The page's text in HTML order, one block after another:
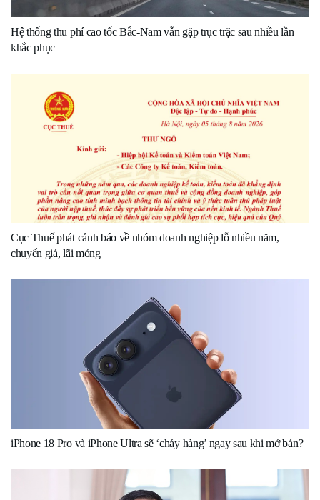
Hệ thống thu phí cao tốc Bắc-Nam vẫn gặp trục trặc sau nhiều lần
khắc phục
Cục Thuế phát cảnh báo về nhóm doanh nghiệp lỗ nhiều năm,
chuyển giá, lãi mỏng
iPhone 18 Pro và iPhone Ultra sẽ ‘cháy hàng’ ngay sau khi mở bán?